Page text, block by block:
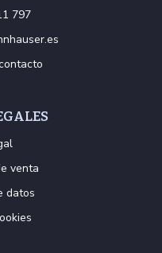
797
venta
datos